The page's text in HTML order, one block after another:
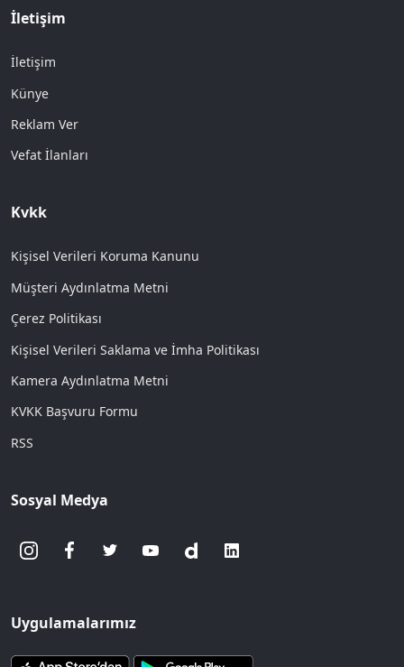
İletişim
İletişim
Künye
Reklam Ver
Vefat İlanları
Kvkk
Kişisel Verileri Koruma Kanunu
Müşteri Aydınlatma Metni
Çerez Politikası
Kişisel Verileri Saklama ve İmha Politikası
Kamera Aydınlatma Metni
KVKK Başvuru Formu
RSS
Sosyal Medya
Uygulamalarımız